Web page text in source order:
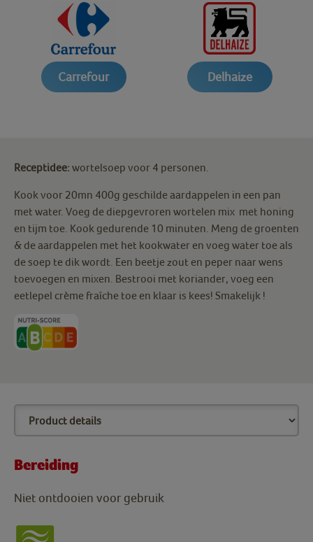
Carrefour Delhaize
Receptidee: wortelsoep voor 4 personen.
Kook voor 20mn 400g geschilde aardappelen in een pan
met water. Voeg de diepgevroren wortelen mix met honing
en tijm toe. Kook gedurende 10 minuten. Meng de groenten
& de aardappelen met het kookwater en voeg water toe als
de soep te dik wordt. Een beetje zout en peper naar wens
toevoegen en mixen. Bestrooi met koriander, voeg een
eetlepel crème fraîche toe en klaar is kees! Smakelijk !
Bereiding
Niet ontdooien voor gebruik